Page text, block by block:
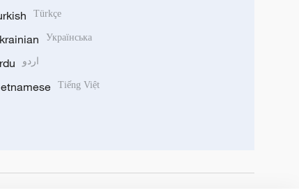
Türkçe
Українська
اردو
Tiếng Việt